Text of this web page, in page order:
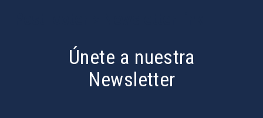
Únete a nuestra
Newsletter